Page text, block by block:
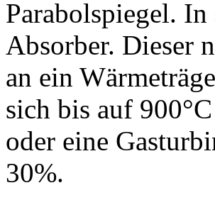
Parabolspiegel.
Absorber. Dieser
an ein
sich bis auf
oder eine
30%.